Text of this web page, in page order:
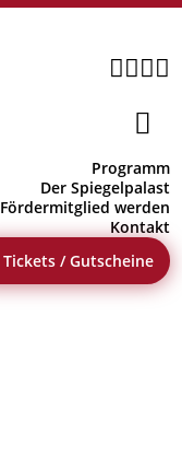


Programm
Der Spiegelpalast
Fördermitglied werden
Kontakt
Tickets / Gutscheine